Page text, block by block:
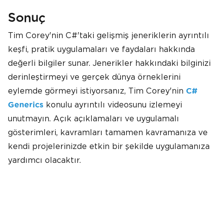
Sonuç
Tim Corey'nin C#'taki gelişmiş jeneriklerin ayrıntılı
keşfi, pratik uygulamaları ve faydaları hakkında
değerli bilgiler sunar. Jenerikler hakkındaki bilginizi
derinleştirmeyi ve gerçek dünya örneklerini
eylemde görmeyi istiyorsanız, Tim Corey'nin C#
Generics konulu ayrıntılı videosunu izlemeyi
unutmayın. Açık açıklamaları ve uygulamalı
gösterimleri, kavramları tamamen kavramanıza ve
kendi projelerinizde etkin bir şekilde uygulamanıza
yardımcı olacaktır.